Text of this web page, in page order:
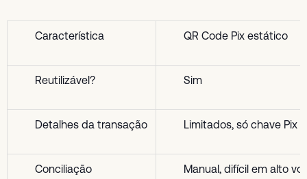
Característica QR Code Pix estático
Reutilizável? Sim
Detalhes da transação Limitados, só chave Pix
Conciliação Manual, difícil em alto